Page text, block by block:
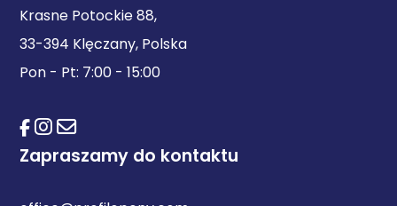
Krasne Potockie 88,
33-394 Klęczany, Polska
Pon - Pt: 7:00 - 15:00
Zapraszamy do kontaktu